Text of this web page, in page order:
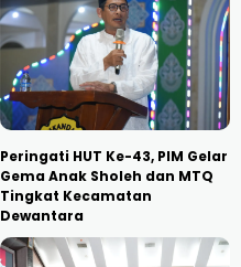
Peringati HUT Ke-43, PIM Gelar
Gema Anak Sholeh dan MTQ
Tingkat Kecamatan
Dewantara